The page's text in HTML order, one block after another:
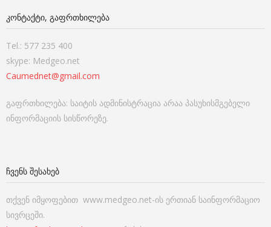
ᲙᲝᲜᲢᲐᲥᲢᲘ, ᲒᲐᲤᲠᲗᲮᲘᲚᲔᲑᲐ
Tel.: 577 235 400
skype: Medgeo.net
Caumednet@gmail.com
გაფრთხილება: საიტის ადმინისტრაცია არაა პასუხისმგებელი
ინფორმაციის სისწორეზე.
ᲩᲕᲔᲜᲡ ᲨᲔᲡᲐᲮᲔᲑ
თქვენ იმყოფებით www.medgeo.net-ის ერთიან საინფორმაციო
სივრცეში.